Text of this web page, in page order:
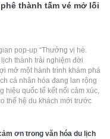
thành tấm vé mở lối
pop-up “Thưởng vị hè.
thành trải nghiệm đời
mở một hành trình khám phá
cá nhân hóa đang lan rộng
hiệu quốc tế kết nối cảm xúc,
thế hệ du khách mới trước
ơn trong văn hóa du lịch